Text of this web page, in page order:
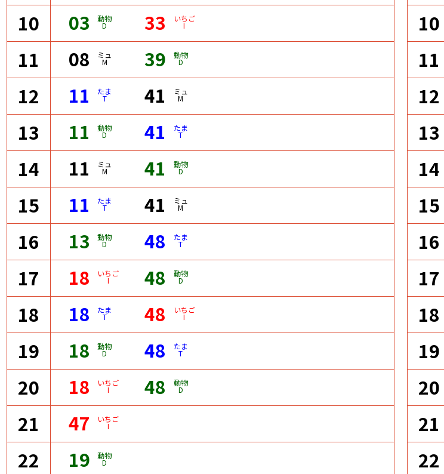
10 03 動物
D 33 いちご
I
11 08 ミュ
M 39 動物
D
12 11 たま
T 41 ミュ
M
13 11 動物
D 41 たま
T
14 11 ミュ
M 41 動物
D
15 11 たま
T 41 ミュ
M
16 13 動物
D 48 たま
T
17 18 いちご
I 48 動物
D
18 18 たま
T 48 いちご
I
19 18 動物
D 48 たま
T
20 18 いちご
I 48 動物
D
21 47 いちご
I
22 19 動物
D
10
11
12
13
14
15
16
17
18
19
20
21
22